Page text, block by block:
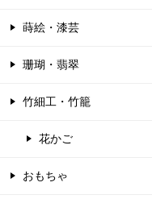
蒔絵・漆芸
珊瑚・翡翠
竹細工・竹籠
花かご
おもちゃ